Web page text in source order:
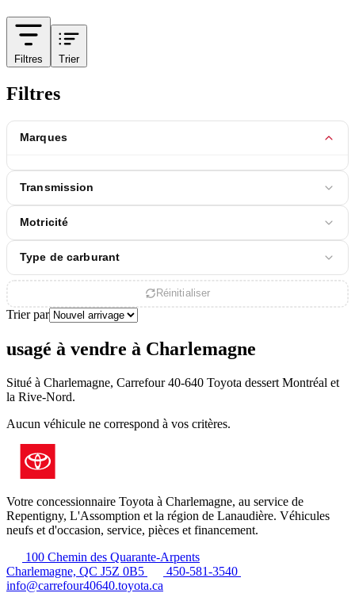
Filtres Trier
Filtres
Marques
Transmission
Motricité
Type de carburant
Réinitialiser
Trier par
usagé à vendre à Charlemagne
Situé à Charlemagne, Carrefour 40-640 Toyota dessert Montréal et
la Rive-Nord.
Aucun véhicule ne correspond à vos critères.
Votre concessionnaire Toyota à Charlemagne, au service de
Repentigny, L'Assomption et la région de Lanaudière. Véhicules
neufs et d'occasion, service, pièces et financement.
100 Chemin des Quarante-Arpents
Charlemagne, QC J5Z 0B5
450-581-3540
info@carrefour40640.toyota.ca